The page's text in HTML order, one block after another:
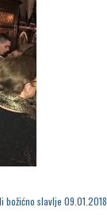
slavlje 09.01.2018.